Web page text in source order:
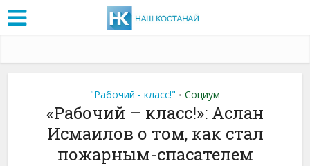
"Рабочий - класс!" • Социум
«Рабочий – класс!»: Аслан
Исмаилов о том, как стал
пожарным-спасателем